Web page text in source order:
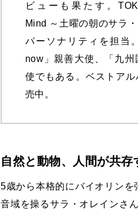
ビューも果たす。
Mind ～土曜の朝のサラ
パーソナリティを担当
now」親善大使、「九州
使でもある。ベストア
売中。
自然と動物、人間が共存
5歳から本格的にバイオリン
音域を操るサラ・オレインさ